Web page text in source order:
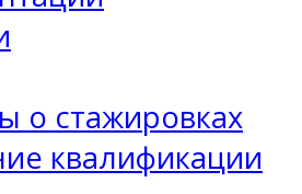
о стажировках
квалификации